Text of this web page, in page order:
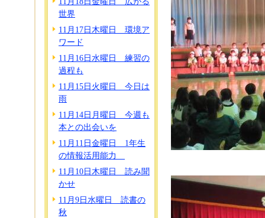
世界
11月17日木曜日 環境ア
ワード
11月16日水曜日 練習の
過程も
11月15日火曜日 今日は
雨
11月14日月曜日 今週も
本との出会いを
11月11日金曜日 1年生
の情報活用能力
11月10日木曜日 読み聞
かせ
11月9日水曜日 読書の
秋